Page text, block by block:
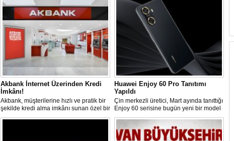
Akbank İnternet Üzerinden Kredi
İmkânı!
Akbank, müşterilerine hızlı ve pratik bir
şekilde kredi alma imkânı sunan özel bir
kampanya başlattı. Bu kampanya, T.C.
Huawei Enjoy 60 Pro Tanıtımı
Yapıldı
Çin merkezli üretici, Mart ayında tanıttığı
Enjoy 60 serisine bugün yeni bir model
ekledi. Huawei Enjoy 60 Pro,
kullanıcılara üst düzey özellikler
sunmayı hedefliyor.